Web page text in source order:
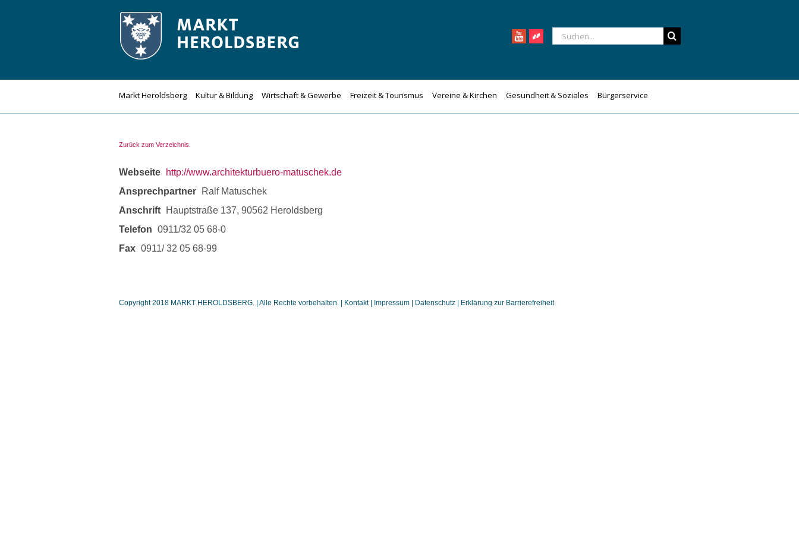
Suche
nach:
Markt Heroldsberg Kultur & Bildung Wirtschaft & Gewerbe Freizeit & Tourismus Vereine & Kirchen Gesundheit & Soziales Bürgerservice
Zurück zum Verzeichnis.
Webseite
http://www.architekturbuero-matuschek.de
Ansprechpartner
Ralf Matuschek
Anschrift
Hauptstraße 137, 90562 Heroldsberg
Telefon 0911/32 05 68-0
Fax 0911/ 32 05 68-99
Copyright 2018 MARKT HEROLDSBERG. | Alle Rechte vorbehalten. | Kontakt Impressum| Datenschutz| Erklärung zur Barrierefreiheit